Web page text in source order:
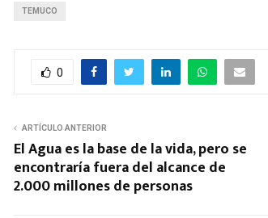
TEMUCO
0
ARTÍCULO ANTERIOR
El Agua es la base de la vida, pero se
encontraría fuera del alcance de
2.000 millones de personas